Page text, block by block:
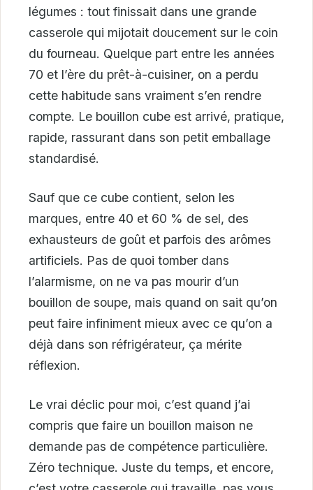
légumes : tout finissait dans une grande
casserole qui mijotait doucement sur le coin
du fourneau. Quelque part entre les années
70 et l’ère du prêt-à-cuisiner, on a perdu
cette habitude sans vraiment s’en rendre
compte. Le bouillon cube est arrivé, pratique,
rapide, rassurant dans son petit emballage
standardisé.
Sauf que ce cube contient, selon les
marques, entre 40 et 60 % de sel, des
exhausteurs de goût et parfois des arômes
artificiels. Pas de quoi tomber dans
l’alarmisme, on ne va pas mourir d’un
bouillon de soupe, mais quand on sait qu’on
peut faire infiniment mieux avec ce qu’on a
déjà dans son réfrigérateur, ça mérite
réflexion.
Le vrai déclic pour moi, c’est quand j’ai
compris que faire un bouillon maison ne
demande pas de compétence particulière.
Zéro technique. Juste du temps, et encore,